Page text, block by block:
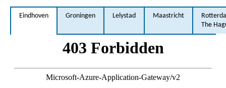
Eindhoven Groningen Lelystad Maastricht
The